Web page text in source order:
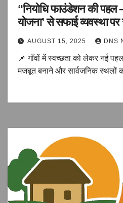
“नियोधि फाउंडेशन की पहल
योजना’ से सफाई व्यवस्था पर
AUGUST 15, 2025 DNS
📌 गाँवों में स्वच्छता को लेकर नई
मजबूत बनाने और सार्वजनिक स्थलों